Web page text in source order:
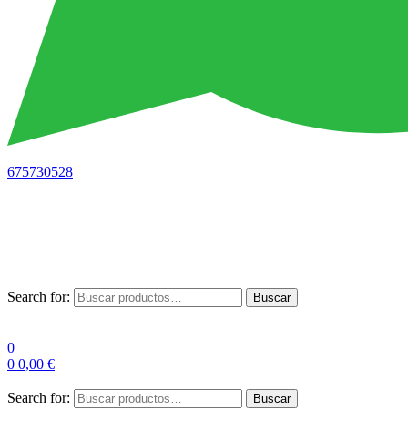
675730528
Search for: Buscar
0
0 0,00 €
Search for: Buscar